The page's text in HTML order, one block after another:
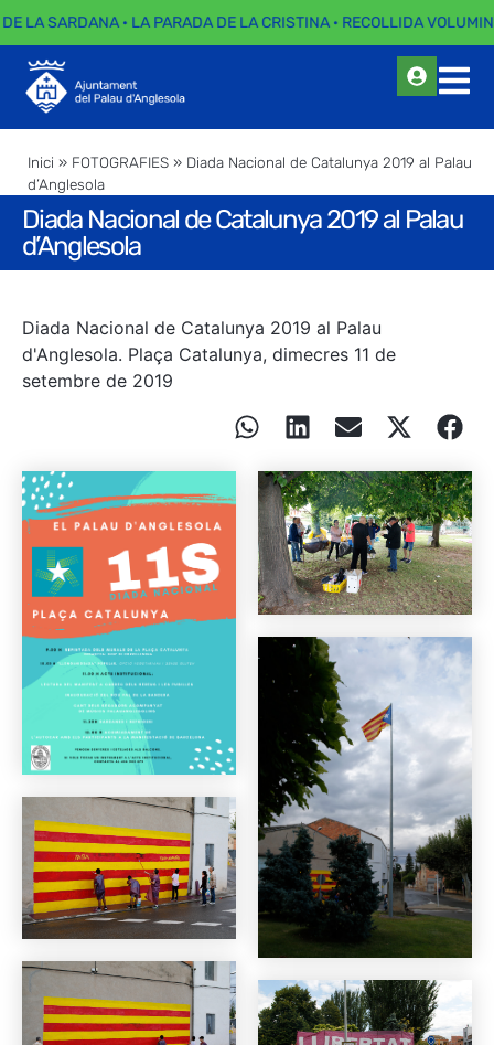
LA SARDANA · LA PARADA DE LA CRISTINA · RECOLLIDA
Inici » FOTOGRAFIES » Diada Nacional de Catalunya 2019 al Palau
d’Anglesola
Diada Nacional de Catalunya 2019 al Palau
d’Anglesola
Diada Nacional de Catalunya 2019 al Palau
d'Anglesola. Plaça Catalunya, dimecres 11 de
setembre de 2019